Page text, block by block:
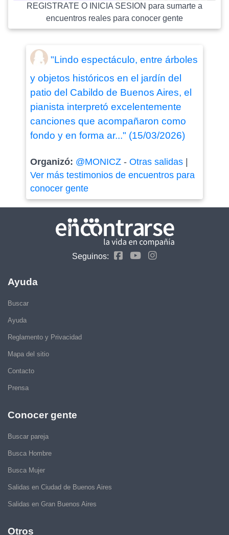
REGISTRATE O INICIA SESION para sumarte a
encuentros reales para conocer gente
"Lindo espectáculo, entre árboles
y objetos históricos en el jardín del
patio del Cabildo de Buenos Aires, el
pianista interpretó excelentemente
canciones que acompañaron como
fondo y en forma ar..." (15/03/2026)
Organizó: @MONICZ- Otras salidas|
Ver más testimonios de encuentros para
conocer gente
Seguinos:
Ayuda
Buscar
Ayuda
Reglamento y Privacidad
Mapa del sitio
Contacto
Prensa
Conocer gente
Buscar pareja
Busca Hombre
Busca Mujer
Salidas en Ciudad de Buenos Aires
Salidas en Gran Buenos Aires
Otros